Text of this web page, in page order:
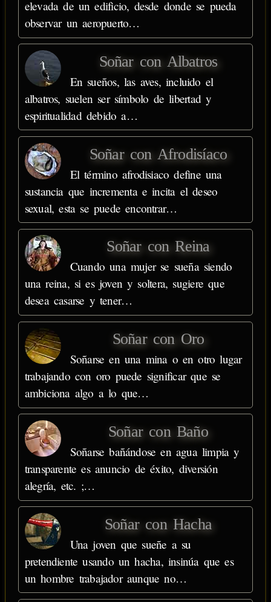
elevada de un edificio, desde donde se pueda
observar un aeropuerto…
Soñar con Albatros
En sueños, las aves, incluido el
albatros, suelen ser símbolo de libertad y
espiritualidad debido a…
Soñar con Afrodisíaco
El término afrodisiaco define una
sustancia que incrementa e incita el deseo
sexual, esta se puede encontrar…
Soñar con Reina
Cuando una mujer se sueña siendo
una reina, si es joven y soltera, sugiere que
desea casarse y tener…
Soñar con Oro
Soñarse en una mina o en otro lugar
trabajando con oro puede significar que se
ambiciona algo a lo que…
Soñar con Baño
Soñarse bañándose en agua limpia y
transparente es anuncio de éxito, diversión
alegría, etc. ;…
Soñar con Hacha
Una joven que sueñe a su
pretendiente usando un hacha, insinúa que es
un hombre trabajador aunque no…